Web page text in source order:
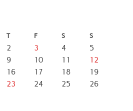
T F S S
2 3 4
5
9 10 11
12
16 17 18
19
23 24 25
26